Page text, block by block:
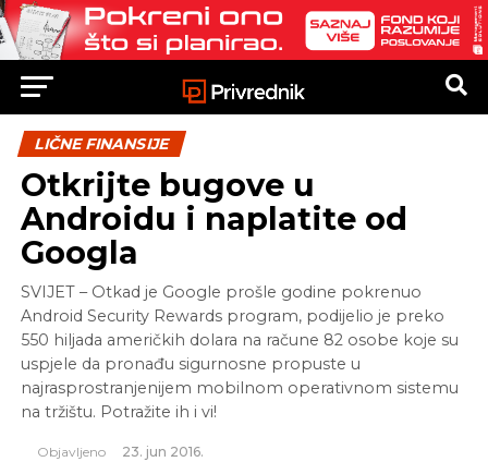
LIČNE FINANSIJE
Otkrijte bugove u
Androidu i naplatite od
Googla
SVIJET – Otkad je Google prošle godine pokrenuo
Android Security Rewards program, podijelio je preko
550 hiljada američkih dolara na račune 82 osobe koje su
uspjele da pronađu sigurnosne propuste u
najrasprostranjenijem mobilnom operativnom sistemu
na tržištu. Potražite ih i vi!
Objavljeno 23. jun 2016.